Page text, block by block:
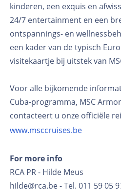
kinderen, een exquis en
24/7 entertainment en een
ontspannings- en
een kader van de typisch
visitekaartje bij uitstek van
Voor alle bijkomende
Cuba-programma, MSC
contacteert u onze officiële
www.msccruises.be
For more info
RCA PR - Hilde Meus
hilde@rca.be - Tel. 011 59 05